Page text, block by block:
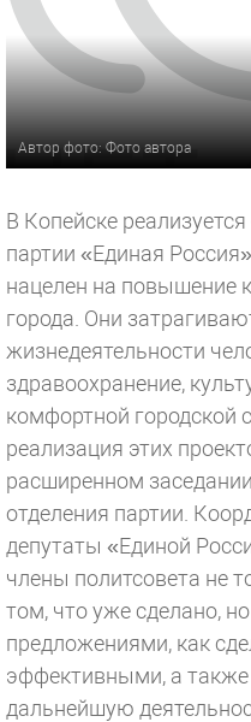
Автор фото: Фото автора
В Копейске
партии «Единая
нацелен на повышение
города. Они
жизнедеятельности
здравоохранение,
комфортной городской
реализация этих
расширенном
отделения партии.
депутаты «Единой
члены политсовета не
том, что уже сделано,
предложениями, как
эффективными, а
дальнейшую